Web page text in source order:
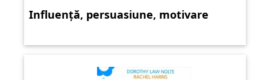
Influență, persuasiune, motivare